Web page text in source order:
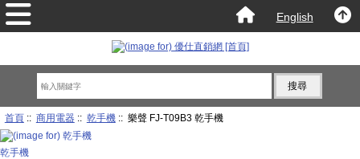
English
首頁:: 商用電器:: 乾手機:: 樂聲 FJ-T09B3 乾手機
乾手機